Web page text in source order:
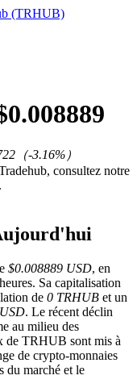
(TRHUB)
0.008889
（-3.16%）
consultez notre
.
$0.008889 USD, en
Sa capitalisation
de 0 TRHUB et un
. Le récent déclin
au milieu des
de TRHUB sont mis à
de crypto-monnaies
du marché et le